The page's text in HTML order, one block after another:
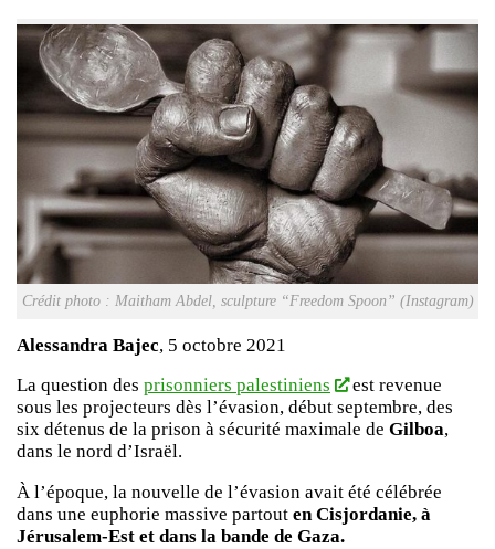
Crédit photo : Maitham Abdel, sculpture “Freedom Spoon” (Instagram)
Alessandra Bajec, 5 octobre 2021
La question des prisonniers palestiniens
est revenue
sous les projecteurs dès l’évasion, début septembre, des
six détenus de la prison à sécurité maximale de Gilboa,
dans le nord d’Israël.
À l’époque, la nouvelle de l’évasion avait été célébrée
dans une euphorie massive partout en Cisjordanie, à
Jérusalem-Est et dans la bande de Gaza.